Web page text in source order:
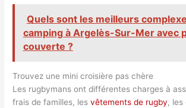
Quels sont les meilleurs
camping à Argelès-Sur-Mer avec
couverte ?
Trouvez une mini croisière pas chère
Les rugbymans ont différentes charges à
frais de familles, lesvêtements de rugby, les